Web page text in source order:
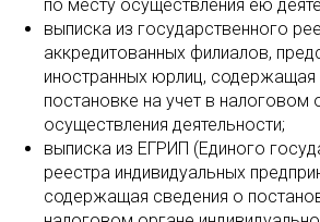
по месту осуществления ею
выписка из государственного
аккредитованных филиалов,
иностранных юрлиц, содержащая
постановке на учет в налоговом
осуществления деятельности;
выписка из ЕГРИП (Единого
реестра индивидуальных
содержащая сведения о